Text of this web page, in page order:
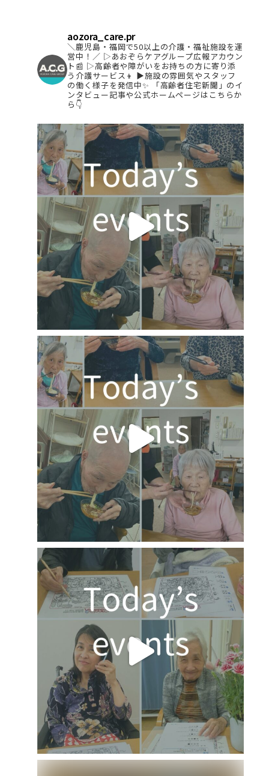
aozora_care.pr
＼鹿児島・福岡で50以上の介護・福祉施設を運
営中！／ ▷あおぞらケアグループ広報アカウン
ト📰 ▷高齢者や障がいをお持ちの方に寄り添
う介護サービス👦 ▶︎施設の雰囲気やスタッフ
の働く様子を発信中✨
「高齢者住宅新聞」のイ
ンタビュー記事や公式ホームページはこちらか
ら👇